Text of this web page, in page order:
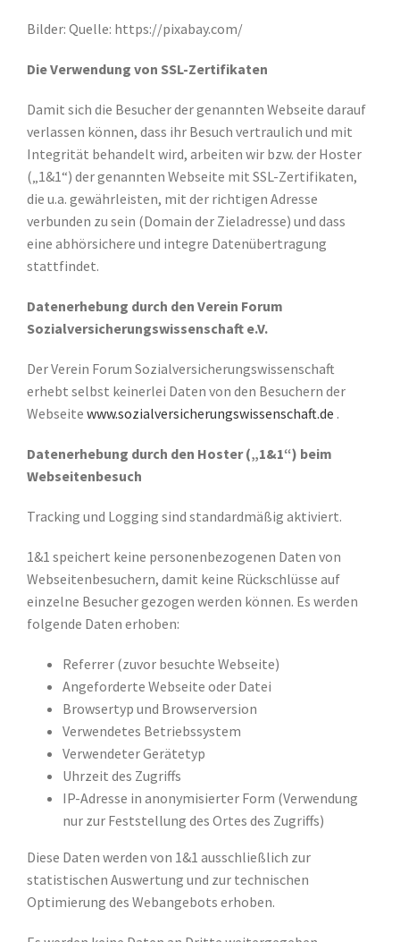
Bilder: Quelle: https://pixabay.com/
Die Verwendung von SSL-Zertifikaten
Damit sich die Besucher der genannten Webseite darauf
verlassen können, dass ihr Besuch vertraulich und mit
Integrität behandelt wird, arbeiten wir bzw. der Hoster
(„1&1“) der genannten Webseite mit SSL-Zertifikaten,
die u.a. gewährleisten, mit der richtigen Adresse
verbunden zu sein (Domain der Zieladresse) und dass
eine abhörsichere und integre Datenübertragung
stattfindet.
Datenerhebung durch den Verein Forum
Sozialversicherungswissenschaft e.V.
Der Verein Forum Sozialversicherungswissenschaft
erhebt selbst keinerlei Daten von den Besuchern der
Webseite www.sozialversicherungswissenschaft.de .
Datenerhebung durch den Hoster („1&1“) beim
Webseitenbesuch
Tracking und Logging sind standardmäßig aktiviert.
1&1 speichert keine personenbezogenen Daten von
Webseitenbesuchern, damit keine Rückschlüsse auf
einzelne Besucher gezogen werden können. Es werden
folgende Daten erhoben:
Referrer (zuvor besuchte Webseite)
Angeforderte Webseite oder Datei
Browsertyp und Browserversion
Verwendetes Betriebssystem
Verwendeter Gerätetyp
Uhrzeit des Zugriffs
IP-Adresse in anonymisierter Form (Verwendung
nur zur Feststellung des Ortes des Zugriffs)
Diese Daten werden von 1&1 ausschließlich zur
statistischen Auswertung und zur technischen
Optimierung des Webangebots erhoben.